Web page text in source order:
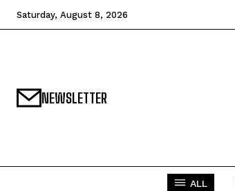
Saturday, August 8, 2026
NEWSLETTER
ALL